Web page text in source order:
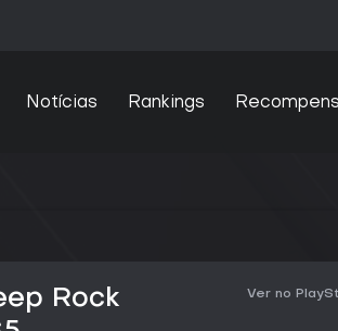
Notícias Rankings
Rock
Ver no